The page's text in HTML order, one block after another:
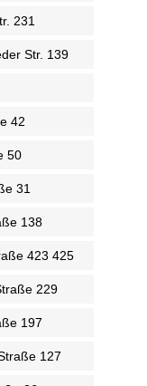
231
Str. 139
42
50
31
138
423 425
229
197
127